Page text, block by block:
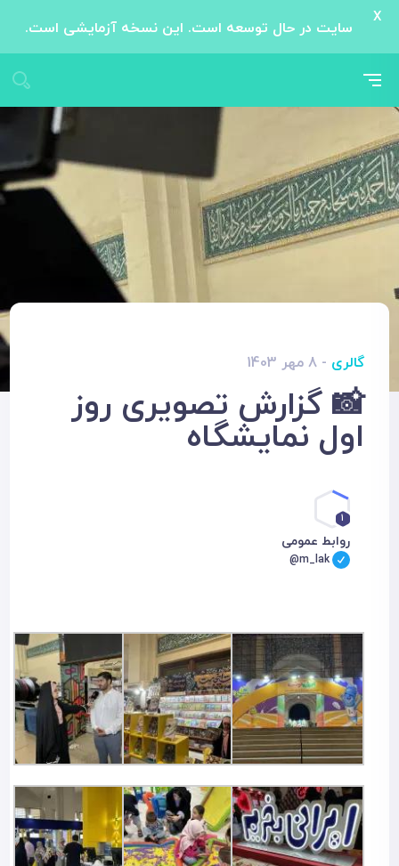
گالری - 8 مهر 1403
📸 گزارش تصویری روز
اول نمایشگاه
1
روابط عمومی
@m_lak
سایت در حال توسعه است. این نسخه آزمایشی است.
X